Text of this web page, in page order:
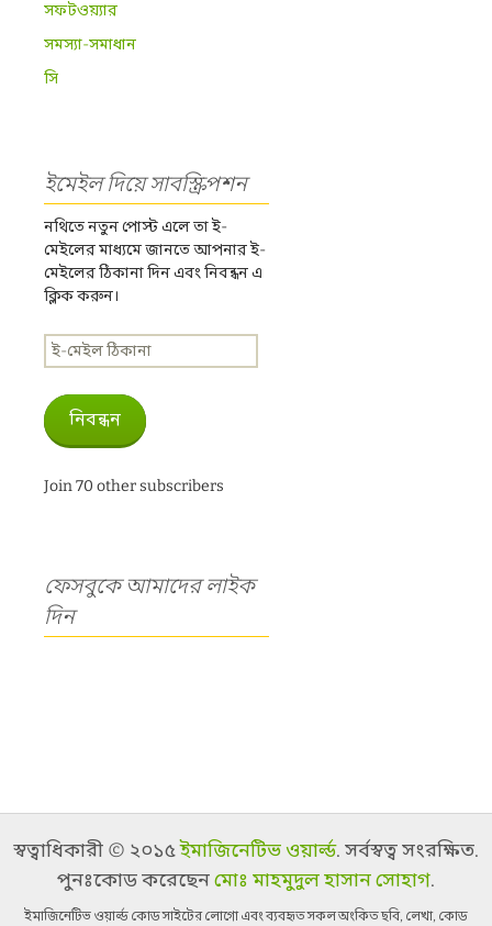
সফটওয়্যার
সমস্যা-সমাধান
সি
ইমেইল দিয়ে সাবস্ক্রিপশন
নথিতে নতুন পোস্ট এলে তা ই-
মেইলের মাধ্যমে জানতে আপনার ই-
মেইলের ঠিকানা দিন এবং নিবন্ধন এ
ক্লিক করুন।
ই-
মেইল
ঠিকানা
নিবন্ধন
Join 70 other subscribers
ফেসবুকে আমাদের লাইক
দিন
স্বত্বাধিকারী © ২০১৫ইমাজিনেটিভ ওয়ার্ল্ড. সর্বস্বত্ব সংরক্ষিত.
পুনঃকোড করেছেনমোঃ মাহমুদুল হাসান সোহাগ.
ইমাজিনেটিভ ওয়ার্ল্ড কোড সাইটের লোগো এবং ব্যবহৃত সকল অংকিত ছবি, লেখা, কোড